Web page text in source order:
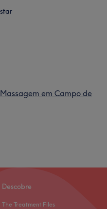
em Campo de
Descobre
The Treatment Files